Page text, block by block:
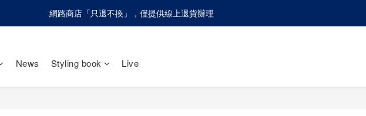
網路商店「只退不換」，僅提供線上退貨辦理
網路商店「只退不換」，僅提供線上退貨辦理
網路商店「只退不換」，僅提供線上退貨辦理
News Styling book Live